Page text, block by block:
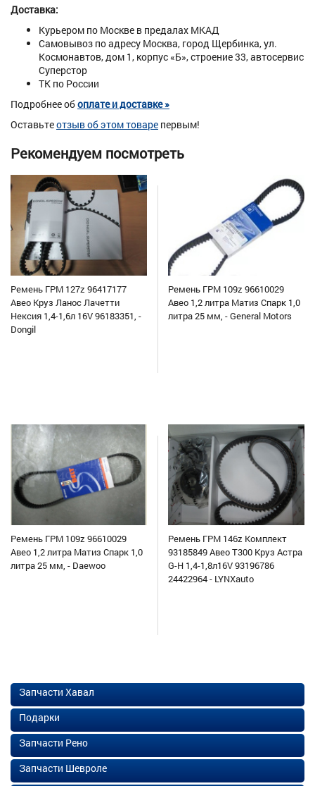
Доставка:
Курьером по Москве в предалах МКАД
Самовывоз по адресу Москва, город Щербинка, ул.
Космонавтов, дом 1, корпус «Б», строение 33, автосервис
Суперстор
ТК по России
Подробнее обоплате и доставке »
Оставьтеотзыв об этом товаре первым!
Рекомендуем посмотреть
Ремень ГРМ 127z 96417177
Авео Круз Ланос Лачетти
Нексия 1,4-1,6л 16V 96183351, -
Dongil
Ремень ГРМ 109z 96610029
Авео 1,2 литра Матиз Спарк 1,0
литра 25 мм, - General Motors
Ремень ГРМ 109z 96610029
Авео 1,2 литра Матиз Спарк 1,0
литра 25 мм, - Daewoo
Ремень ГРМ 146z Комплект
93185849 Авео Т300 Круз Астра
G-H 1,4-1,8л16V 93196786
24422964 - LYNXauto
Запчасти Хавал
Подарки
Запчасти Рено
Запчасти Шевроле